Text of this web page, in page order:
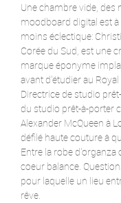
Une chambre vide, des
moodboard digital est
moins éclectique:
Corée du Sud, est une
marque éponyme
avant d'étudier au
Directrice de studio
du studio prêt-à-porter
Alexander McQueen à
défilé haute couture à
Entre la robe
coeur balance.
pour laquelle un lieu
rêve.